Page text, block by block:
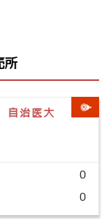
所
自治医大
0
0